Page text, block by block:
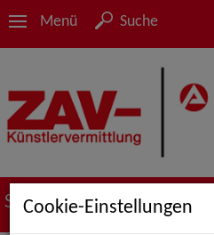
Menü Suche
Suche nach Künstler*innen
Cookie-Einstellungen